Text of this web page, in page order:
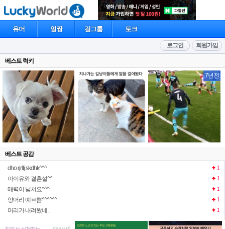
유머 얼짱 걸그룹 토크
회원가입
로그인
베스트 럭키
7년전
베스트 공감
dho rjrltj skdhk^^^
1
아이유와 결혼설^^ 1
매력이 넘쳐요^^^ 1
양머리 예ㅂ쁨^^^^^^ 1
머리가 내려왔네... 1